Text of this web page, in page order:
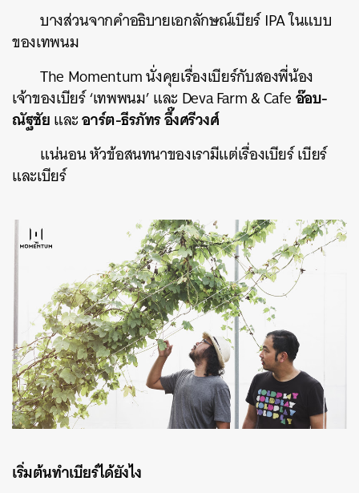
บางส่วนจากคำอธิบายเอกลักษณ์เบียร์ IPA ในแบบ
ของเทพนม
The Momentum นั่งคุยเรื่องเบียร์กับสองพี่น้อง
เจ้าของเบียร์ ‘เทพพนม’ และ Deva Farm & Cafeอ๊อบ-
ณัฐชัยและอาร์ต-ธีรภัทร อึ๊งศรีวงศ์
แน่นอน หัวข้อสนทนาของเรามีแต่เรื่องเบียร์ เบียร์
และเบียร์
เริ่มต้นทำเบียร์ได้ยังไง